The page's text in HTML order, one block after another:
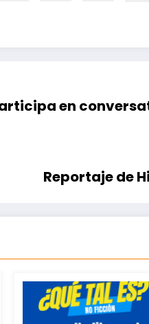
en
Reportaje de